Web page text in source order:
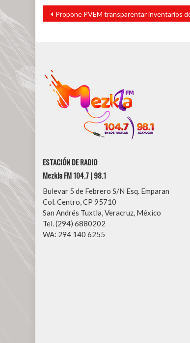
Navegación
entradas
Propone PVEM transparentar inventarios de árboles en
ESTACIÓN DE RADIO
Mezkla FM 104.7 | 98.1
Bulevar 5 de Febrero S/N Esq. Emparan
Col. Centro, CP 95710
San Andrés Tuxtla, Veracruz, México
Tel. (294) 6880202
WA: 294 140 6255